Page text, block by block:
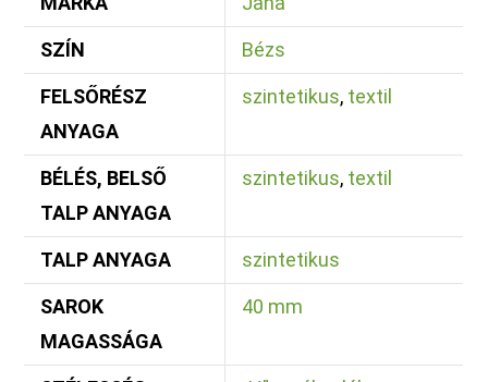
SZÍN Bézs
FELSŐRÉSZ
ANYAGA
szintetikus, textil
BÉLÉS, BELSŐ
TALP ANYAGA
szintetikus, textil
TALP ANYAGA szintetikus
SAROK
MAGASSÁGA
40 mm